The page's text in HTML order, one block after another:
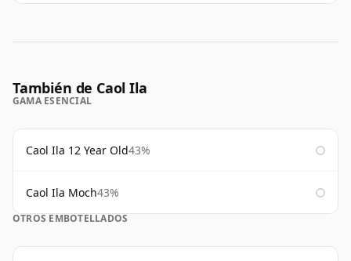
También de Caol Ila
GAMA ESENCIAL
Caol Ila 12 Year Old43%
Caol Ila Moch43%
OTROS EMBOTELLADOS